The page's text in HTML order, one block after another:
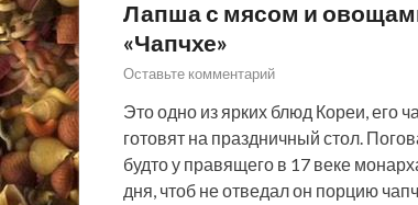
Лапша с мясом и
«Чапчхе»
Оставьте комментарий
Это одно из ярких блюд Кореи, его
готовят на праздничный стол.
будто у правящего в 17 веке
дня, чтоб не отведал он порцию